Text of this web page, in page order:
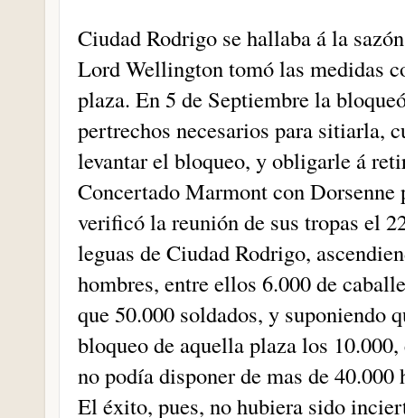
Ciudad Rodrigo se hallaba á la
Lord Wellington tomó las medidas
plaza. En 5 de Septiembre la
pertrechos necesarios para sitiarla,
levantar el bloqueo, y obligarle á
Concertado Marmont con Dorsenne
verificó la reunión de sus tropas el
leguas de Ciudad Rodrigo,
hombres, entre ellos 6.000 de
que 50.000 soldados, y suponiendo
bloqueo de aquella plaza los
no podía disponer de mas de
El éxito, pues, no hubiera sido